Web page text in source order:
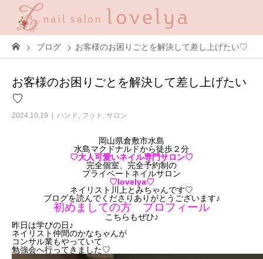
ブログ お客様のお困りごとを解決して差し上げたい♡
お客様のお困りごとを解決して差し上げたい
♡
2024.10.19 ハンド , フット , サロン
岡山県倉敷市水島
水島マクドナルドから徒歩２分
♡大人可愛いネイル専門サロン♡
完全個室、完全予約制の
プライベートネイルサロン
♡lovelya♡
ネイリスト川上とみちゃんです♡
ブログを読んでくださりありがとうございます♪
初めましての方 プロフィール
こちらもぜひ♪
昨日は学びの日♪
ネイリスト仲間のかなちゃんが
コンサル業もやっていて
勉強会へ行ってきました♡